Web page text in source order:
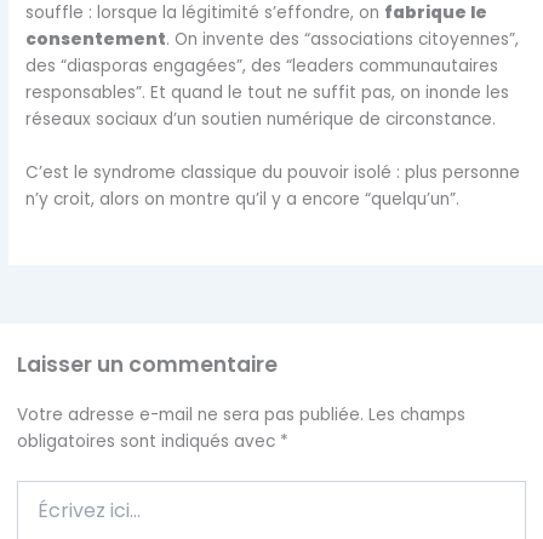
souffle : lorsque la légitimité s’effondre, on fabrique le
consentement. On invente des “associations citoyennes”,
des “diasporas engagées”, des “leaders communautaires
responsables”. Et quand le tout ne suffit pas, on inonde les
réseaux sociaux d’un soutien numérique de circonstance.
C’est le syndrome classique du pouvoir isolé : plus personne
n’y croit, alors on montre qu’il y a encore “quelqu’un”.
Laisser un commentaire
Votre adresse e-mail ne sera pas publiée. Les champs
obligatoires sont indiqués avec *
ici…